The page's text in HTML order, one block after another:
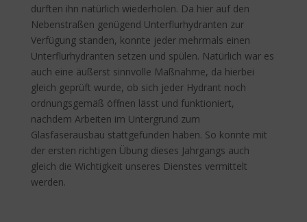
durften ihn natürlich wiederholen. Da hier auf den
Nebenstraßen genügend Unterflurhydranten zur
Verfügung standen, konnte jeder mehrmals einen
Unterflurhydranten setzen und spülen. Natürlich war es
auch eine äußerst sinnvolle Maßnahme, da hierbei
gleich geprüft wurde, ob sich jeder Hydrant noch
ordnungsgemäß öffnen lässt und funktioniert,
nachdem Arbeiten im Untergrund zum
Glasfaserausbau stattgefunden haben. So konnte mit
der ersten richtigen Übung dieses Jahrgangs auch
gleich die Wichtigkeit unseres Dienstes vermittelt
werden.